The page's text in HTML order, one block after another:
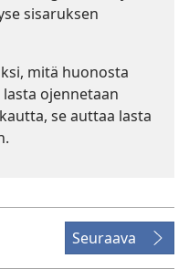
sisaruksen
mitä huonosta
ojennetaan
se auttaa lasta
Seuraava